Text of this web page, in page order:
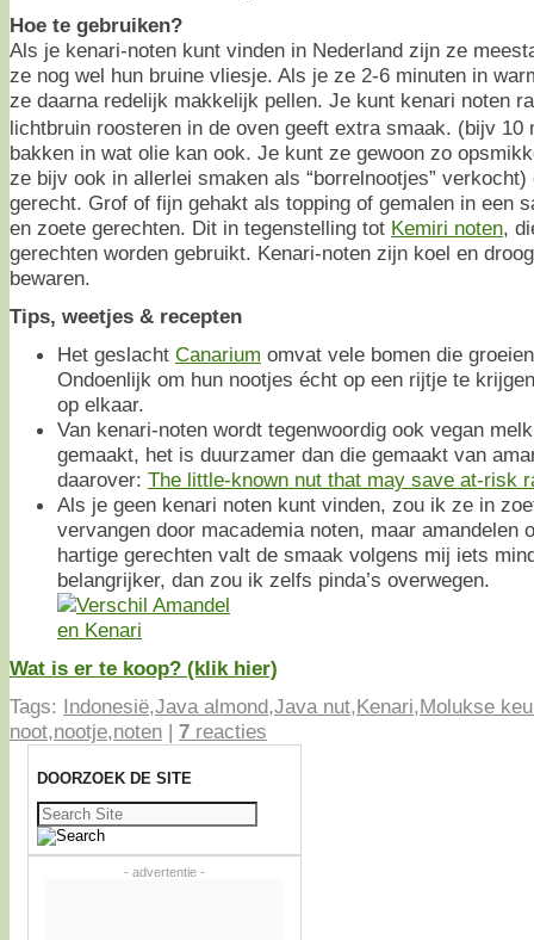
Hoe te gebruiken?
Als je kenari-noten kunt vinden in Nederland zijn ze
ze nog wel hun bruine vliesje. Als je ze 2-6 minuten in
ze daarna redelijk makkelijk pellen. Je kunt kenari noten
lichtbruin roosteren in de oven geeft extra smaak. (bijv
bakken in wat olie kan ook. Je kunt ze gewoon zo
ze bijv ook in allerlei smaken als “borrelnootjes”
gerecht. Grof of fijn gehakt als topping of gemalen in een
en zoete gerechten. Dit in tegenstelling tot Kemiri noten,
gerechten worden gebruikt. Kenari-noten zijn koel en
bewaren.
Tips, weetjes & recepten
Het geslacht Canarium omvat vele bomen die
Ondoenlijk om hun nootjes écht op een rijtje te
op elkaar.
Van kenari-noten wordt tegenwoordig ook vegan
gemaakt, het is duurzamer dan die gemaakt van
daarover: The little-known nut that may save at-risk
Als je geen kenari noten kunt vinden, zou ik ze in
vervangen door macademia noten, maar amandelen
hartige gerechten valt de smaak volgens mij iets
belangrijker, dan zou ik zelfs pinda’s overwegen.
Wat is er te koop? (klik hier)
Tags: Indonesië,Java almond,Java nut,Kenari,Molukse
noot,nootje,noten | 7 reacties
DOORZOEK DE SITE
Zoeken
naar:
- advertentie -